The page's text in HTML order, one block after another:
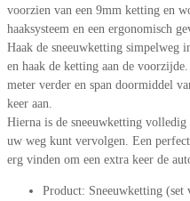
voorzien van een 9mm ketting en
haaksysteem en een ergonomisch
Haak de sneeuwketting simpelweg
en haak de ketting aan de
meter verder en span doormiddel
keer aan.
Hierna is de sneeuwketting
uw weg kunt vervolgen. Een
erg vinden om een extra keer de
Product: Sneeuwketting (set